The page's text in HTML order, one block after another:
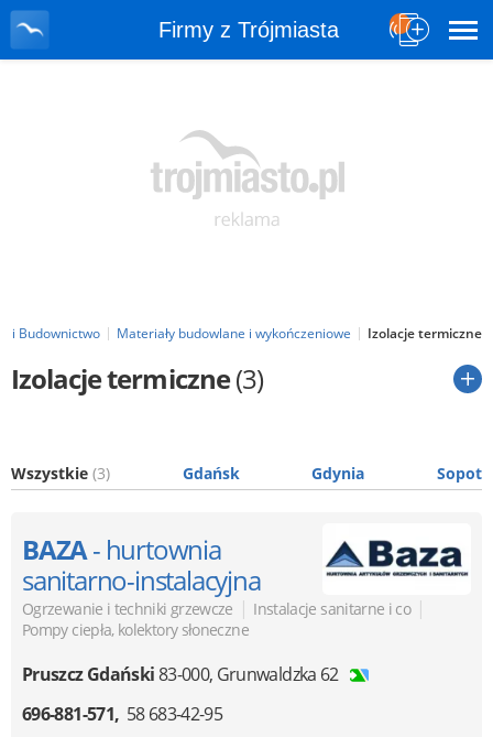
Firmy z Trójmiasta
i Budownictwo Materiały budowlane i wykończeniowe Izolacje termiczne
Izolacje termiczne(3)
Wszystkie (3) Gdańsk Gdynia Sopot
BAZA- hurtownia
sanitarno-instalacyjna
Ogrzewanie i techniki grzewcze | Instalacje sanitarne i co |
Pompy ciepła, kolektory słoneczne
Pruszcz Gdański83-000, Grunwaldzka 62
696-881-571 58 683-42-95